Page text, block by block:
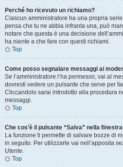
Perché ho ricevuto un richiamo?
Ciascun amministratore ha una propria
pensa che tu ne abbia infranta una, può
notare che questa è una decisione
ha niente a che fare con questi richiami.
Top
Come posso segnalare messaggi ai
Se l’amministratore l’ha permesso, vai al
dovresti vedere un pulsante che serve per
Cliccandolo sarai introdotto alla procedura
messaggi.
Top
Che cos’è il pulsante “Salva” nella
La funzione ti permette di salvare bozze di
in seguito. Per utilizzarle vai nell’apposita
Utente.
Top